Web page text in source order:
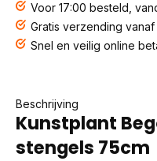
Voor 17:00 besteld,
Gratis verzending
Snel en veilig online
Beschrijving
Kunstplant
stengels 75cm